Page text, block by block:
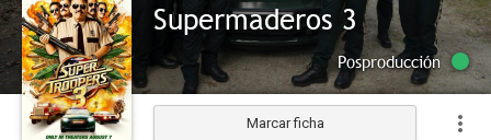
Supermaderos 3
Posproducción
Marcar ficha